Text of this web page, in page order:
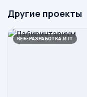
Другие проекты
ВЕБ-РАЗРАБОТКА И IT